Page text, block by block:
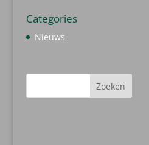
Categories
Nieuws